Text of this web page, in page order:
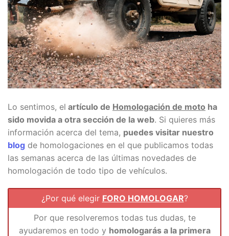
Lo sentimos, el artículo de Homologación de moto ha
sido movida a otra sección de la web. Si quieres más
información acerca del tema, puedes visitar nuestro
blog de homologaciones en el que publicamos todas
las semanas acerca de las últimas novedades de
homologación de todo tipo de vehículos.
¿Por qué elegir FORO HOMOLOGAR?
Por que resolveremos todas tus dudas, te
ayudaremos en todo y homologarás a la primera